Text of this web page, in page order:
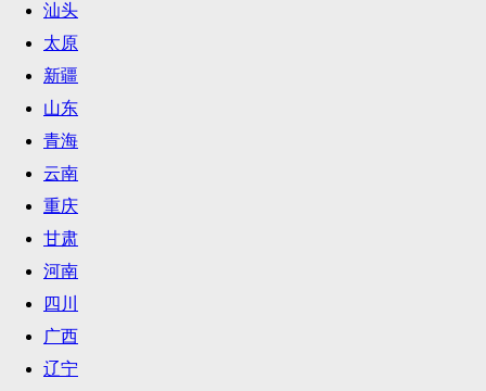
汕头
太原
新疆
山东
青海
云南
重庆
甘肃
河南
四川
广西
辽宁